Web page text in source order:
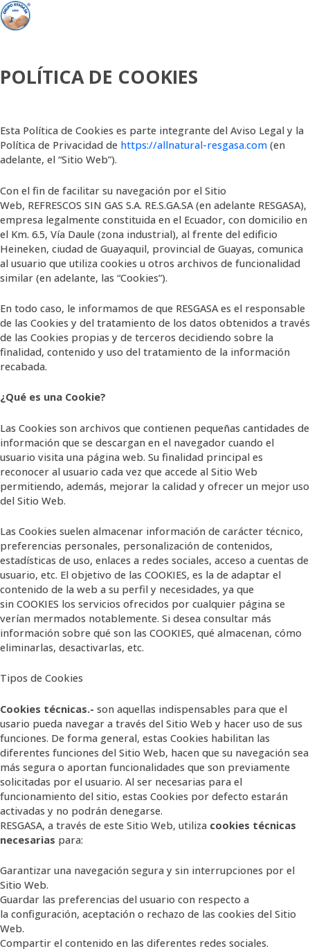
Ir
al
contenido
POLÍTICA DE COOKIES
Esta Política de Cookies es parte integrante del Aviso Legal y la
Política de Privacidad de https://allnatural-resgasa.com (en
adelante, el “Sitio Web”).
Con el fin de facilitar su navegación por el Sitio
Web, REFRESCOS SIN GAS S.A. RE.S.GA.SA (en adelante RESGASA),
empresa legalmente constituida en el Ecuador, con domicilio en
el Km. 6.5, Vía Daule (zona industrial), al frente del edificio
Heineken, ciudad de Guayaquil, provincial de Guayas, comunica
al usuario que utiliza cookies u otros archivos de funcionalidad
similar (en adelante, las “Cookies”).
En todo caso, le informamos de que RESGASA es el responsable
de las Cookies y del tratamiento de los datos obtenidos a través
de las Cookies propias y de terceros decidiendo sobre la
finalidad, contenido y uso del tratamiento de la información
recabada.
¿Qué es una Cookie?
Las Cookies son archivos que contienen pequeñas cantidades de
información que se descargan en el navegador cuando el
usuario visita una página web. Su finalidad principal es
reconocer al usuario cada vez que accede al Sitio Web
permitiendo, además, mejorar la calidad y ofrecer un mejor uso
del Sitio Web.
Las Cookies suelen almacenar información de carácter técnico,
preferencias personales, personalización de contenidos,
estadísticas de uso, enlaces a redes sociales, acceso a cuentas de
usuario, etc. El objetivo de las COOKIES, es la de adaptar el
contenido de la web a su perfil y necesidades, ya que
sin COOKIES los servicios ofrecidos por cualquier página se
verían mermados notablemente. Si desea consultar más
información sobre qué son las COOKIES, qué almacenan, cómo
eliminarlas, desactivarlas, etc.
Tipos de Cookies
Cookies técnicas.- son aquellas indispensables para que el
usario pueda navegar a través del Sitio Web y hacer uso de sus
funciones. De forma general, estas Cookies habilitan las
diferentes funciones del Sitio Web, hacen que su navegación sea
más segura o aportan funcionalidades que son previamente
solicitadas por el usuario. Al ser necesarias para el
funcionamiento del sitio, estas Cookies por defecto estarán
activadas y no podrán denegarse.
RESGASA, a través de este Sitio Web, utiliza cookies técnicas
necesarias para:
Garantizar una navegación segura y sin interrupciones por el
Sitio Web.
Guardar las preferencias del usuario con respecto a
la configuración, aceptación o rechazo de las cookies del Sitio
Web.
Compartir el contenido en las diferentes redes sociales.